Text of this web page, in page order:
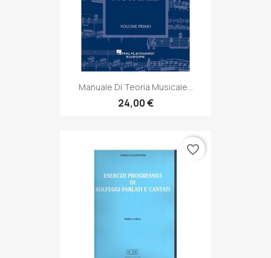
Manuale Di Teoria Musicale...
24,00 €
favorite_border